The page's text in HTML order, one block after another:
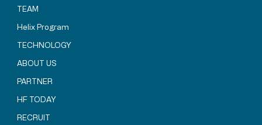
「Helix HARUKA」建設地を視察されまし
た
TEAM
Helix Program
TECHNOLOGY
ABOUT US
PARTNER
HF TODAY
RECRUIT